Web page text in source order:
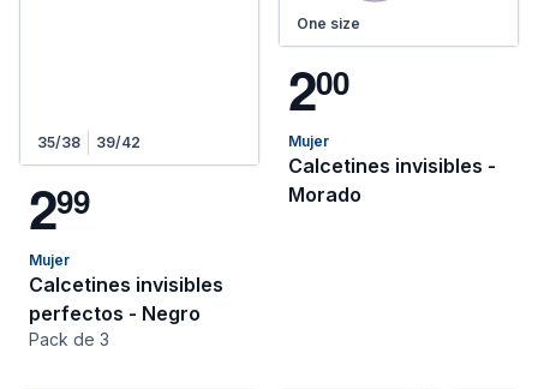
35/38 39/42
299
Mujer
Calcetines invisibles
perfectos - Negro
Pack de 3
One size
200
Mujer
Calcetines invisibles -
Morado